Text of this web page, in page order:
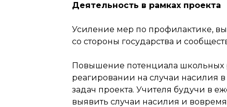
Деятельность в рамках проекта
Усиление мер по профилактике,
со стороны государства и
Повышение потенциала школьных
реагировании на случаи насилия
задач проекта. Учителя будучи в
выявить случаи насилия и